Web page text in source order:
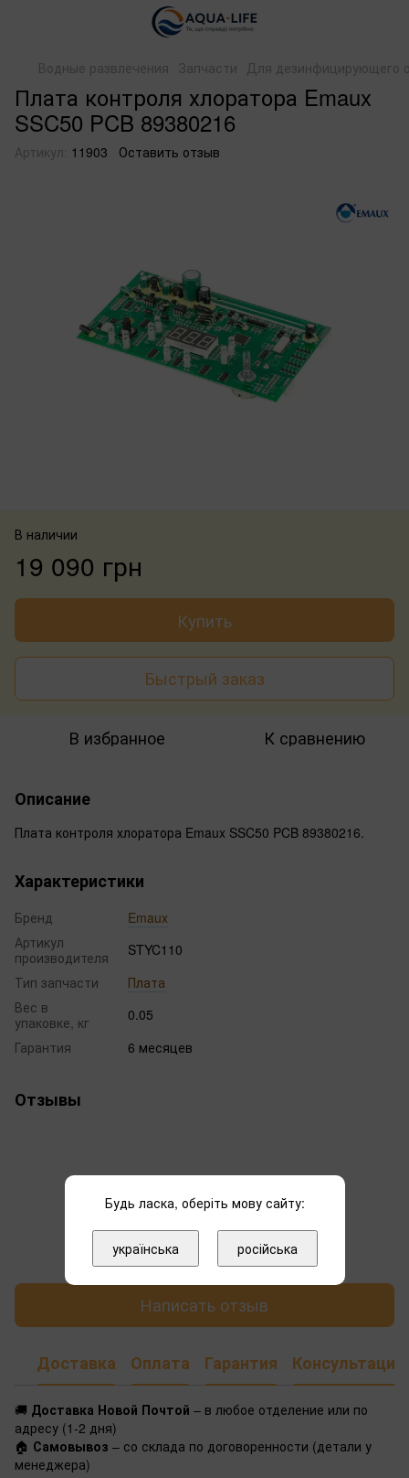
Водные развлечения Запчасти Для дезинфицирующего
Плата контроля хлоратора Emaux
SSC50 PCB 89380216
Артикул: 11903 Оставить отзыв
В наличии
19 090 грн
Купить
Быстрый заказ
В избранное К сравнению
Описание
Плата контроля хлоратора Emaux SSC50 PCB 89380216.
Характеристики
Бренд
Emaux
Артикул
производителя
STYC110
Тип запчасти
Плата
Вес в
упаковке, кг
0.05
Гарантия
6 месяцев
Отзывы
Добавьте первый отзыв
Написать отзыв
Доставка Оплата Гарантия Консультация
🚚 Доставка Новой Почтой – в любое отделение или по
адресу (1-2 дня)
🏠 Самовывоз – со склада по договоренности (детали у
менеджера)
Будь ласка, оберіть мову сайту:
українська російська